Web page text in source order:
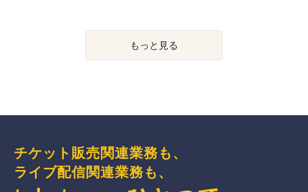
もっと見る
チケット販売関連業務も、
ライブ配信関連業務も、